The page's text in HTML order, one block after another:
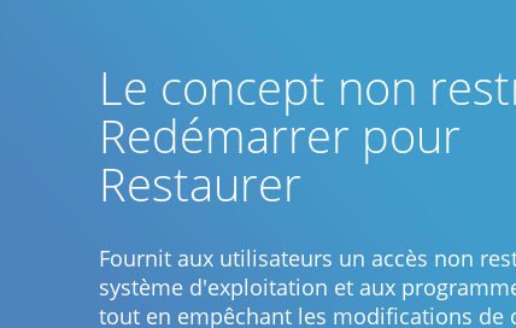
Le concept non
Redémarrer pour
Restaurer
Fournit aux utilisateurs un accès non
système d'exploitation et aux
tout en empêchant les modifications de